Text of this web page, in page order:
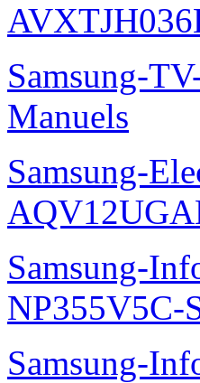
Samsung-
Manuels
Samsung-
Samsung-
NP355V5C-
Samsung-